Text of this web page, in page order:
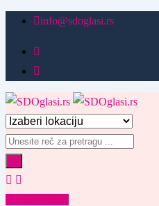
Pređi
sadržaj
info@sdoglasi.rs